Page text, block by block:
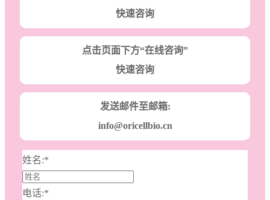
快速咨询
点击页面下方“在线咨询”
快速咨询
发送邮件至邮箱:
info@oricellbio.cn
姓名:*
电话:*